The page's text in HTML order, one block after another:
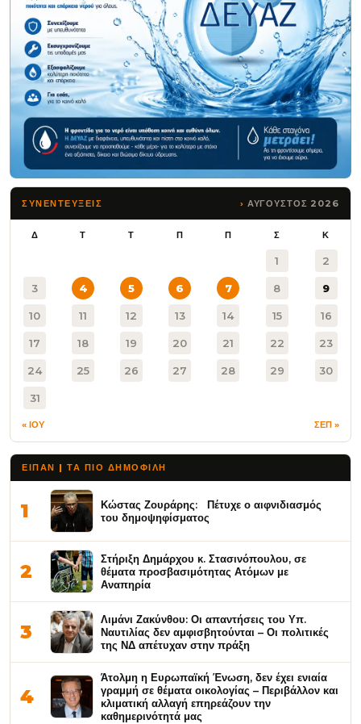
ΣΥΝΕΝΤΕΥΞΕΙΣ ΑΥΓΟΥΣΤΟΣ 2026
Δ Τ Τ Π Π Σ Κ
1 2
3 4 5 6 7 8 9
10 11 12 13 14 15 16
17 18 19 20 21 22 23
24 25 26 27 28 29 30
31
« ΙΟΥ ΣΕΠ »
ΕΙΠΑΝ | ΤΑ ΠΙΟ ΔΗΜΟΦΙΛΉ
1
Κώστας Ζουράρης: Πέτυχε ο αιφνιδιασμός
του δημοψηφίσματος
2
Στήριξη Δημάρχου κ. Στασινόπουλου, σε
θέματα προσβασιμότητας Ατόμων με
Αναπηρία
3
Λιμάνι Ζακύνθου: Οι απαντήσεις του Υπ.
Ναυτιλίας δεν αμφισβητούνται – Οι πολιτικές
της ΝΔ απέτυχαν στην πράξη
4
Άτολμη η Ευρωπαϊκή Ένωση, δεν έχει ενιαία
γραμμή σε θέματα οικολογίας – Περιβάλλον και
κλιματική αλλαγή επηρεάζουν την
καθημερινότητά μας